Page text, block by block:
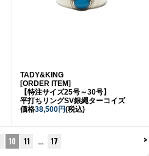
TADY&KING
[ORDER ITEM]
【特注サイズ25号～30号】
平打ちリングSV銀縄ターコイズ
価格38,500円(税込)
>
10 11 … 17